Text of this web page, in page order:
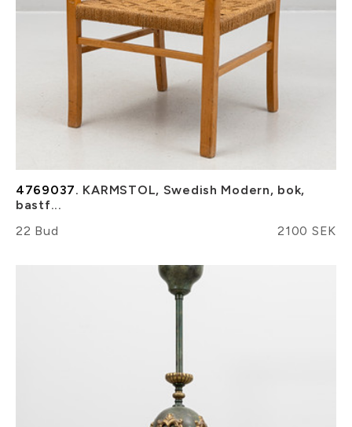
4769037. KARMSTOL, Swedish Modern, bok,
bastf...
22 Bud
2100 SEK